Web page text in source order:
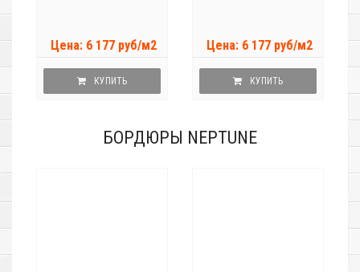
Цена: 6 177 руб/м2
КУПИТЬ
Цена: 6 177 руб/м2
КУПИТЬ
БОРДЮРЫ NEPTUNE